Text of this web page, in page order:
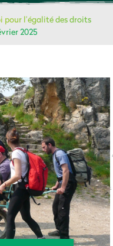
pour l’égalité des droits
2025